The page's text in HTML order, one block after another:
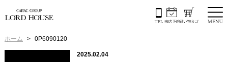
ホーム 0P6090120
2025.02.04